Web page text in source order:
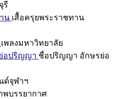
รี
น เสื้อครุยพระราชทาน
เพลงมหาวิทยาลัย
อปริญญา ชื่อปริญญา อักษรย่อ
ด์จุฬาฯ
พบรรยากาศ